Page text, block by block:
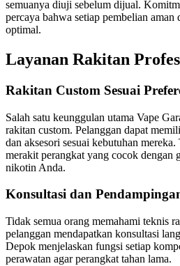
semuanya diuji sebelum dijual.
percaya bahwa setiap pembelian aman
optimal.
Layanan Rakitan
Rakitan Custom Sesuai
Salah satu keunggulan utama Vape
rakitan custom. Pelanggan dapat
dan aksesori sesuai kebutuhan
merakit perangkat yang cocok dengan
nikotin Anda.
Konsultasi dan
Tidak semua orang memahami teknis
pelanggan mendapatkan konsultasi
Depok menjelaskan fungsi setiap
perawatan agar perangkat tahan lama.